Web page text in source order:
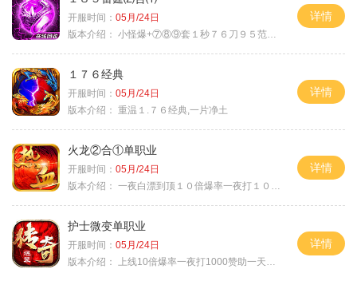
开服时间： 05月/24日
版本介绍： 小怪爆+⑦⑧⑨套１秒７６刀９５范围捡
详情
１７６经典
开服时间： 05月/24日
版本介绍： 重温１.７６经典,一片净土
详情
火龙②合①单职业
开服时间： 05月/24日
版本介绍： 一夜白漂到顶１０倍爆率一夜打１０００充
详情
护士微变单职业
开服时间： 05月/24日
版本介绍：
上线10倍爆率一夜打1000赞助一天毕业
详情